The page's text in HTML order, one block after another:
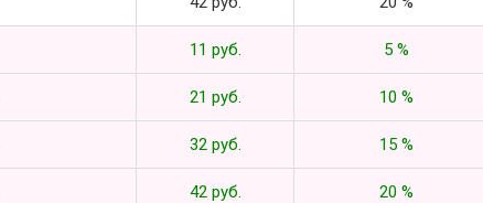
11 руб. 5 %
21 руб. 10 %
32 руб. 15 %
42 руб. 20 %